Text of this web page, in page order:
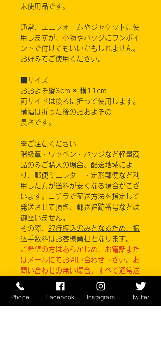
未使用品です。
通常、ユニフォームやジャケットに使
用しますが、小物やバッグにワンポイ
ントで付けてもいいかもしれません。
お好みでご使用ください。
■サイズ
おおよそ縦3cm × 横11cm
両サイドは後ろに折って使用します。
横幅は折った後のおおよその
長さです。
※ご注意ください
階級章・ワッペン・バッジなど軽量商
品のみご購入の場合、配送地域によ
り、郵便ミニレター・定形郵便など利
用した方が送料が安くなる場合がござ
います。コチラで配送方法を指定して
発送させて頂き、郵送追跡番号などは
御座いません。
その際、 銀行振込のみとなるため、振
込手数料はお客様負担となります。
ご希望の方はあらかじめ、お電話また
はメールにてお問い合わせ下さい。お
問い合わせの無い場合、すべて通常送
料での発送になります。
実店舗と在庫共有しているため、注文
Phone Facebook Instagram Twitter